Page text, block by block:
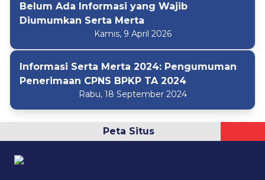
Belum Ada Informasi yang Wajib
Diumumkan Serta Merta
Kamis, 9 April 2026
Informasi Serta Merta 2024: Pengumuman
Penerimaan CPNS BPKP TA 2024
Rabu, 18 September 2024
Peta Situs